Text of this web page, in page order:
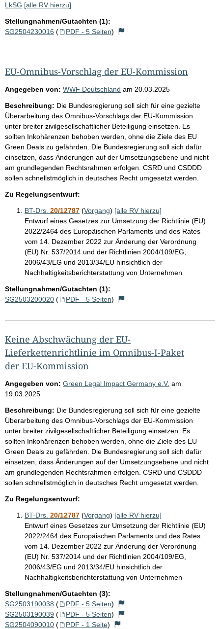
LkSG [alle RV hierzu]
Stellungnahmen/Gutachten (1):
SG2504230016 ( PDF - 5 Seiten)
EU-Omnibus-Vorschlag der EU-Kommission
Angegeben von: WWF Deutschland am 20.03.2025
Beschreibung: Die Bundesregierung soll sich für eine gezielte
Überarbeitung des Omnibus-Vorschlags der EU-Kommission
unter breiter zivilgesellschaftlicher Beteiligung einsetzen. Es
sollten Inkohärenzen behoben werden, ohne die Ziele des EU
Green Deals zu gefährden. Die Bundesregierung soll sich dafür
einsetzen, dass Änderungen auf der Umsetzungsebene und nicht
am grundlegenden Rechtsrahmen erfolgen. CSRD und CSDDD
sollen schnellstmöglich in deutsches Recht umgesetzt werden.
Zu Regelungsentwurf:
BT-Drs. 20/12787 (Vorgang) [alle RV hierzu]
Entwurf eines Gesetzes zur Umsetzung der Richtlinie (EU)
2022/2464 des Europäischen Parlaments und des Rates
vom 14. Dezember 2022 zur Änderung der Verordnung
(EU) Nr. 537/2014 und der Richtlinien 2004/109/EG,
2006/43/EG und 2013/34/EU hinsichtlich der
Nachhaltigkeitsberichterstattung von Unternehmen
Stellungnahmen/Gutachten (1):
SG2503200020 ( PDF - 5 Seiten)
Keine Abschwächung der EU-
Lieferkettenrichtlinie im Omnibus-I-Paket
der EU-Kommission
Angegeben von: Green Legal Impact Germany e.V. am
19.03.2025
Beschreibung: Die Bundesregierung soll sich für eine gezielte
Überarbeitung des Omnibus-Vorschlags der EU-Kommission
unter breiter zivilgesellschaftlicher Beteiligung einsetzen. Es
sollten Inkohärenzen behoben werden, ohne die Ziele des EU
Green Deals zu gefährden. Die Bundesregierung soll sich dafür
einsetzen, dass Änderungen auf der Umsetzungsebene und nicht
am grundlegenden Rechtsrahmen erfolgen. CSRD und CSDDD
sollen schnellstmöglich in deutsches Recht umgesetzt werden.
Zu Regelungsentwurf:
BT-Drs. 20/12787 (Vorgang) [alle RV hierzu]
Entwurf eines Gesetzes zur Umsetzung der Richtlinie (EU)
2022/2464 des Europäischen Parlaments und des Rates
vom 14. Dezember 2022 zur Änderung der Verordnung
(EU) Nr. 537/2014 und der Richtlinien 2004/109/EG,
2006/43/EG und 2013/34/EU hinsichtlich der
Nachhaltigkeitsberichterstattung von Unternehmen
Stellungnahmen/Gutachten (3):
SG2503190038 ( PDF - 5 Seiten)
SG2503190039 ( PDF - 5 Seiten)
SG2504090010 ( PDF - 1 Seite)